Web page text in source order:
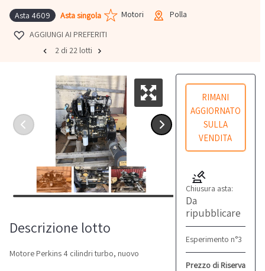
Asta 4609 Asta singola Motori
Polla
AGGIUNGI AI PREFERITI
2 di 22 lotti
RIMANI
AGGIORNATO
SULLA
VENDITA
Chiusura asta:
Da
ripubblicare
Esperimento n°3
Prezzo di Riserva
Descrizione lotto
Motore Perkins 4 cilindri turbo, nuovo